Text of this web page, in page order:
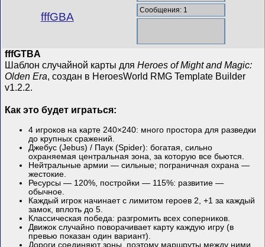
fffGBA
Сообщения: 1
fffGTBA
Шаблон случайной карты дляHeroes of Might and Magic:
Olden Era, создан в HeroesWorld RMG Template Builder
v1.2.2.
Как это будет играться:
4 игроков на карте 240×240: много простора для разведки
до крупных сражений.
Джебус (Jebus) / Паук (Spider): богатая, сильно
охраняемая центральная зона, за которую все бьются.
Нейтральные армии — сильные; пограничная охрана —
жестокие.
Ресурсы — 120%, постройки — 115%: развитие —
обычное.
Каждый игрок начинает с лимитом героев 2, +1 за каждый
замок, вплоть до 5.
Классическая победа: разгромить всех соперников.
Движок случайно поворачивает карту каждую игру (в
превью показан один вариант).
Дороги соединяют зоны, поэтому маршруты между ними